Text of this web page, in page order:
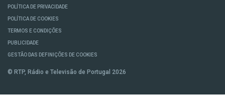
POLÍTICA DE PRIVACIDADE
POLÍTICA DE COOKIES
TERMOS E CONDIÇÕES
PUBLICIDADE
GESTÃO DAS DEFINIÇÕES DE COOKIES
© RTP, Rádio e Televisão de Portugal 2026